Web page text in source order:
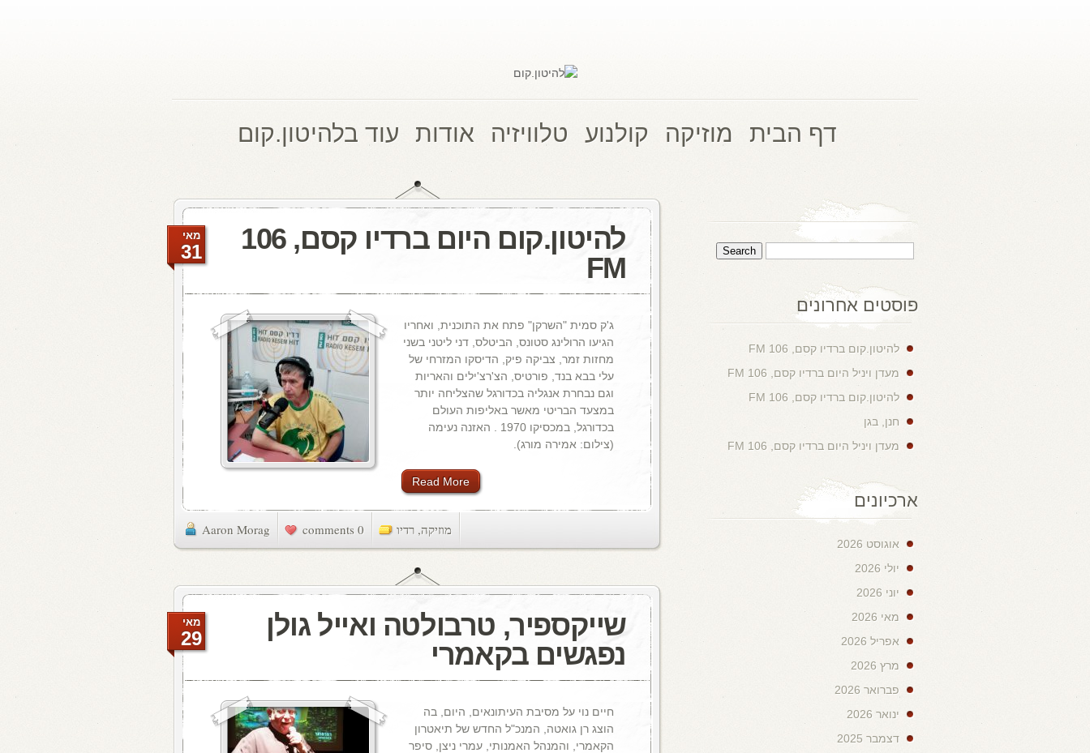
דף הבית מוזיקה קולנוע טלוויזיה אודות עוד בלהיטון.קום
להיטון.קום היום ברדיו קסם, 106
FM
מאי
31
ג'ק סמית "השרקן" פתח את התוכנית, ואחריו
הגיעו הרולינג סטונס, הביטלס, דני ליטני בשני
מחזות זמר, צביקה פיק, הדיסקו המזרחי של
עלי בבא בנד, פורטיס, הצ'רצ'ילים והאריות
וגם נבחרת אנגליה בכדורגל שהצליחה יותר
במצעד הבריטי מאשר באליפות העולם
בכדורגל, במכסיקו 1970 . האזנה נעימה
(צילום: אמירה מורג).
Read More
Aaron Morag 0 comments מוזיקה, רדיו
שייקספיר, טרבולטה ואייל גולן
נפגשים בקאמרי
מאי
29
חיים נוי על מסיבת העיתונאים, היום, בה
הוצג רן גואטה, המנכ"ל החדש של תיאטרון
הקאמרי, והמנהל האמנותי, עמרי ניצן, סיפר
פוסטים אחרונים
להיטון.קום ברדיו קסם, 106 FM
מעדן ויניל היום ברדיו קסם, 106 FM
להיטון.קום ברדיו קסם, 106 FM
חנן, בגן
מעדן ויניל היום ברדיו קסם, 106 FM
ארכיונים
אוגוסט 2026
יולי 2026
יוני 2026
מאי 2026
אפריל 2026
מרץ 2026
פברואר 2026
ינואר 2026
דצמבר 2025